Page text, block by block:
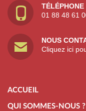
TÉLÉPHONE
01 88 48 61
NOUS
Cliquez ici
ACCUEIL
QUI SOMMES-NOUS ?